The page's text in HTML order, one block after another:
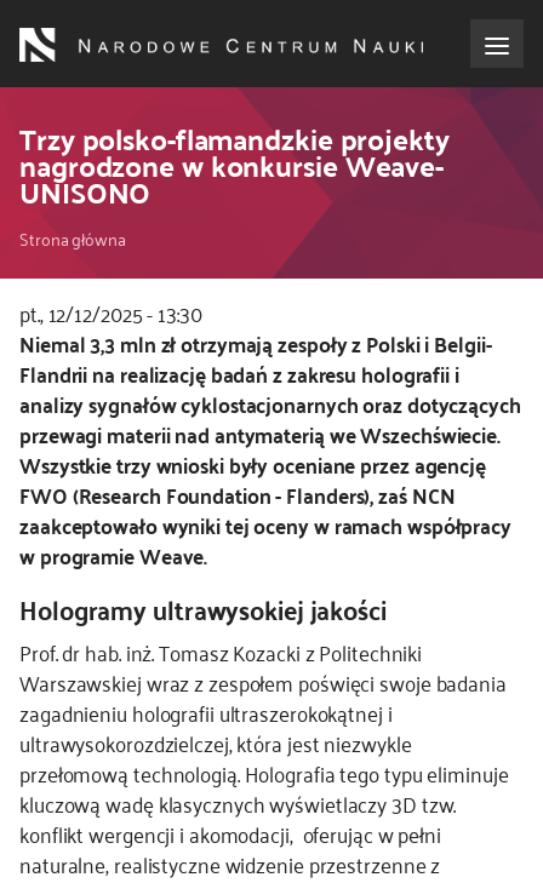
treści
dla wnioskodawców
dla realizujących projekty
dla ekspertów
efekty NCN
współpraca międzynarodowa
nagroda NCN
Trzy polsko-flamandzkie projekty
nagrodzone w konkursie Weave-
UNISONO
Ścieżka
nawigacyjna
Strona główna
pt., 12/12/2025 - 13:30
Kod
CSS
i
JS
Niemal 3,3 mln zł otrzymają zespoły z Polski i Belgii-
Flandrii na realizację badań z zakresu holografii i
analizy sygnałów cyklostacjonarnych oraz dotyczących
przewagi materii nad antymaterią we Wszechświecie.
Wszystkie trzy wnioski były oceniane przez agencję
FWO (Research Foundation - Flanders), zaś NCN
zaakceptowało wyniki tej oceny w ramach współpracy
w programie Weave.
Hologramy ultrawysokiej jakości
Prof. dr hab. inż. Tomasz Kozacki z Politechniki
Warszawskiej wraz z zespołem poświęci swoje badania
zagadnieniu holografii ultraszerokokątnej i
ultrawysokorozdzielczej, która jest niezwykle
przełomową technologią. Holografia tego typu eliminuje
kluczową wadę klasycznych wyświetlaczy 3D tzw.
konflikt wergencji i akomodacji, oferując w pełni
naturalne, realistyczne widzenie przestrzenne z